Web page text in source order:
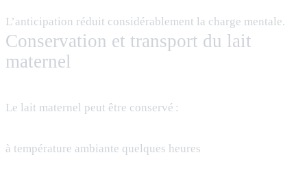
L’anticipation réduit considérablement la charge mentale.
Conservation et transport du lait
maternel
Le lait maternel peut être conservé :
à température ambiante quelques heures